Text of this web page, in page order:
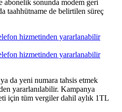
sonunda modem geri
taahhütname de belirtilen süreç
hizmetinden yararlanabilir
hizmetinden yararlanabilir
da yeni numara tahsis etmek
yararlanılabilir. Kampanya
için tüm vergiler dahil aylık 1TL